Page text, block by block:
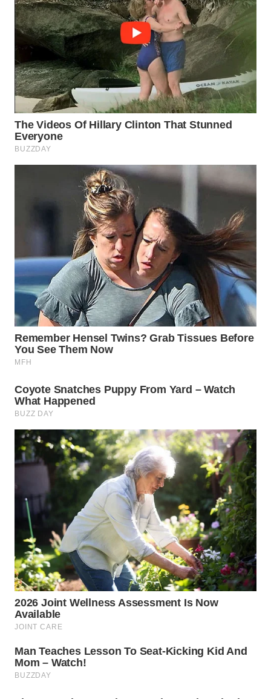
WN
CIANJUR
WN
KEPULAUAN
SERIBU
WN
TANGERANG
BINJAI
INDRAMAYU
WN
KUNINGAN
WN
MAJALENGKA
SUBANG
SUKABUMI
WN
PURWAKARTA
WN
PRIANGAN
TIMUR
WN
SEMARANG
WN
SOLO
WN
BOROBUDUR